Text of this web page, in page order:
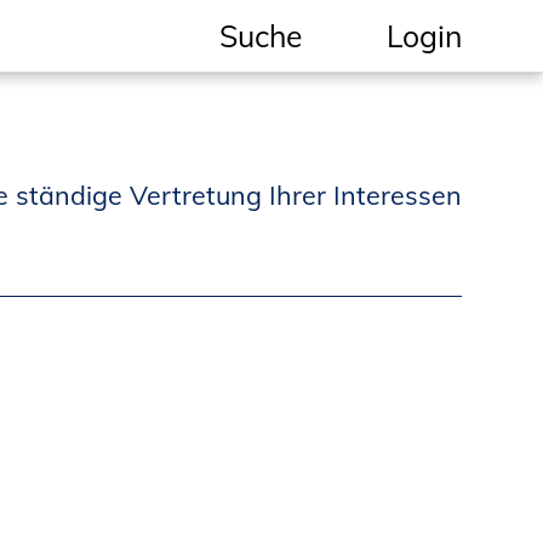
Suche
Informationen für
Login
ständige Vertretung Ihrer Interessen